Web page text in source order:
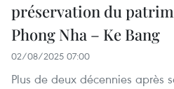
préservation du
Phong Nha – Ke Bang
02/08/2025 07:00
Plus de deux décennies après